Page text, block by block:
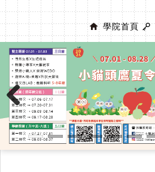
學院首頁
Previous